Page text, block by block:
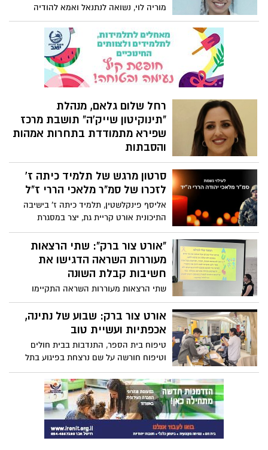
מוריה לוי, נשואה לנתנאל ואמא להודיה
ושירה, נבחרה לנהל את בית הספר תתמ"ד
אלומה שבמועצה האזורית שפיר. מוריה
בעלת תואר ראשון בחינוך עם התמחות
במתמטיקה ותואר שני בניהול וארגון מערכות
חינוך.
רחל שלום גלאם, מנהלת
"תינוקיטון שייק'ה" תושבת מרכז
שפירא מתמודדת בתחרות אמהות
והסבתות
רחל שלום גלאם, בת 48, אמא לארבעה
ותושבת "אחוזת אתרוג" במרכז שפירא
סרטון מרגש של תלמיד כיתה ז'
לזכרו של סמ"ר מלאכי הררי ז"ל
אליסף פינקלשטין, תלמיד כיתה ז' בישיבה
התיכונית אורט קריית גת, יצר במסגרת
פרוייקט בר המצווה שלו סרטון מיוחד לזכרו
של סמ"ר מלאכי הררי ז"ל – לוחם גדוד רותם
של חטיבת גבעתי, תושב אבן שמואל ובנו של
טל הררי, בוגר הישיבה.
"אורט צור ברק": שתי הרצאות
מעוררות השראה הדגישו את
חשיבות קבלת השונה
שתי הרצאות מעוררות השראה התקיימו
השבוע בבית הספר 'אורט צור ברק' במסגרת
שבוע קבלת השונה, הראשונה על ניוון שרירים
והשנייה על אוטיזם
אורט צור ברק: שבוע של נתינה,
אכפתיות ועשיית טוב
טיפוח בית הספר, התנדבות בבית חולים
וטיפוח חורשה על שם נרצחת בפיגוע בתל
אביב. בבית הספר אורט צור ברק לקחו את
יום המעשים הטובים והפכו אותו לשבוע
מיוחד ומרגש.